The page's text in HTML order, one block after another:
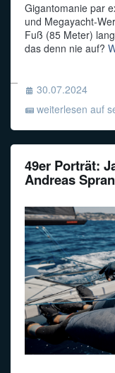
Gigantomanie par
und Megayacht-
Fuß (85 Meter)
das denn nie auf?
30.07.2024
weiterlesen auf
49er Porträt:
Andreas